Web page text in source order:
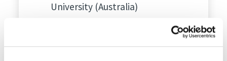
University (Australia)